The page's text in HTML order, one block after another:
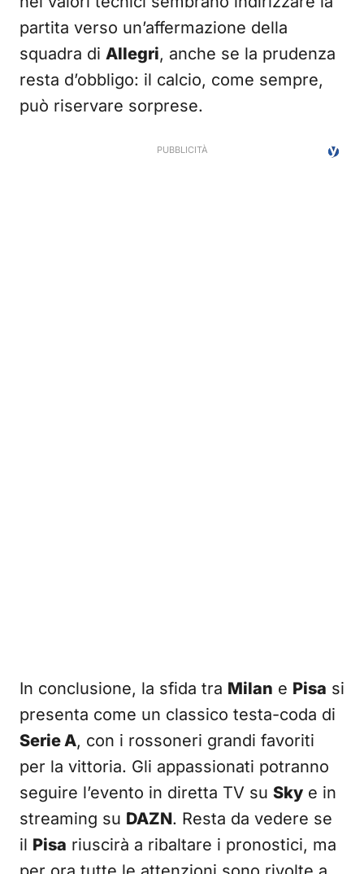
partita verso un’affermazione della
squadra di Allegri, anche se la prudenza
resta d’obbligo: il calcio, come sempre,
può riservare sorprese.
In conclusione, la sfida tra Milan e Pisa si
presenta come un classico testa-coda di
Serie A, con i rossoneri grandi favoriti
per la vittoria. Gli appassionati potranno
seguire l’evento in diretta TV su Sky e in
streaming su DAZN. Resta da vedere se
il Pisa riuscirà a ribaltare i pronostici, ma